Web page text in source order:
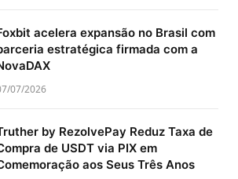
acelera expansão no Brasil com
estratégica firmada com a
07/2026
by RezolvePay Reduz Taxa de
de USDT via PIX em
aos Seus Três Anos